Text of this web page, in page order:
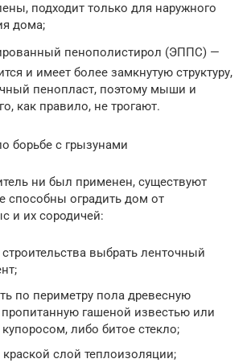
подходит только для наружного
дома;
пенополистирол (ЭППС) —
и имеет более замкнутую структуру,
пенопласт, поэтому мыши и
как правило, не трогают.
борьбе с грызунами
ни был применен, существуют
способны оградить дом от
и их сородичей:
строительства выбрать ленточный
по периметру пола древесную
пропитанную гашеной известью или
либо битое стекло;
слой теплоизоляции;